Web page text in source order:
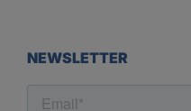
NEWSLETTER